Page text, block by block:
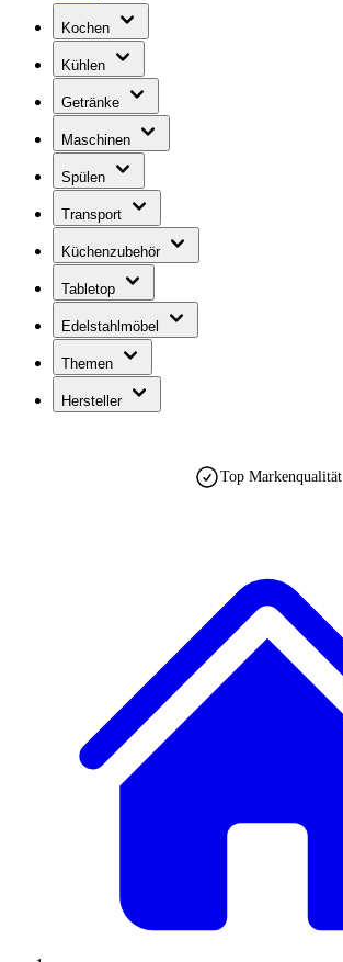
Kochen
Kühlen
Getränke
Maschinen
Spülen
Transport
Küchenzubehör
Tabletop
Edelstahlmöbel
Themen
Hersteller
Top Markenqualität